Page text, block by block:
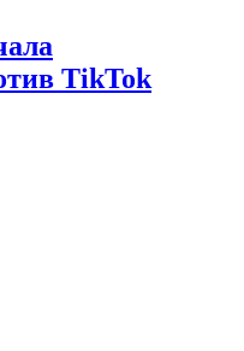
TikTok